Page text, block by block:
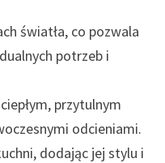
światła, co pozwala
potrzeb i
przytulnym
odcieniami.
dodając jej stylu i